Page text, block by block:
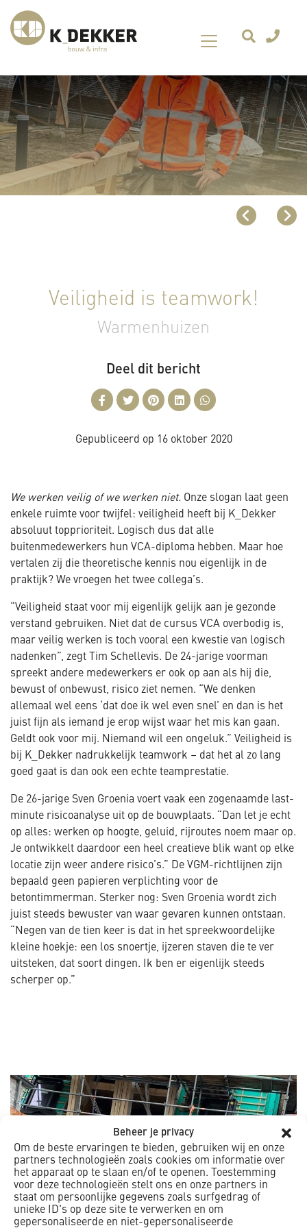
Beheer je privacy
Om de beste ervaringen te bieden, gebruiken wij en onze
partners technologieën zoals cookies om informatie over
het apparaat op te slaan en/of te openen. Toestemming
voor deze technologieën stelt ons en onze partners in
staat om persoonlijke gegevens zoals surfgedrag of
unieke ID's op deze site te verwerken en om
gepersonaliseerde en niet-gepersonaliseerde
Veiligheid is teamwork!
Warmenhuizen
Deel dit bericht
Gepubliceerd op 16 oktober 2020
We werken veilig of we werken niet. Onze slogan laat geen
enkele ruimte voor twijfel: veiligheid heeft bij K_Dekker
absoluut topprioriteit. Logisch dus dat alle
buitenmedewerkers hun VCA-diploma hebben. Maar hoe
vertalen zij die theoretische kennis nou eigenlijk in de
praktijk? We vroegen het twee collega’s.
“Veiligheid staat voor mij eigenlijk gelijk aan je gezonde
verstand gebruiken. Niet dat de cursus VCA overbodig is,
maar veilig werken is toch vooral een kwestie van logisch
nadenken”, zegt Tim Schellevis. De 24-jarige voorman
spreekt andere medewerkers er ook op aan als hij die,
bewust of onbewust, risico ziet nemen. “We denken
allemaal wel eens ‘dat doe ik wel even snel’ en dan is het
juist fijn als iemand je erop wijst waar het mis kan gaan.
Geldt ook voor mij. Niemand wil een ongeluk.” Veiligheid is
bij K_Dekker nadrukkelijk teamwork – dat het al zo lang
goed gaat is dan ook een echte teamprestatie.
De 26-jarige Sven Groenia voert vaak een zogenaamde last-
minute risicoanalyse uit op de bouwplaats. “Dan let je echt
op alles: werken op hoogte, geluid, rijroutes noem maar op.
Je ontwikkelt daardoor een heel creatieve blik want op elke
locatie zijn weer andere risico’s.” De VGM-richtlijnen zijn
bepaald geen papieren verplichting voor de
betontimmerman. Sterker nog: Sven Groenia wordt zich
juist steeds bewuster van waar gevaren kunnen ontstaan.
“Negen van de tien keer is dat in het spreekwoordelijke
kleine hoekje: een los snoertje, ijzeren staven die te ver
uitsteken, dat soort dingen. Ik ben er eigenlijk steeds
scherper op.”